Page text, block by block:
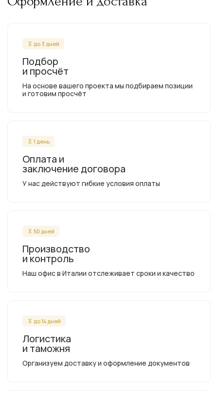
до 3 дней
Подбор
и просчёт
На основе вашего проекта мы подбираем позиции
и готовим просчёт
1 день
Оплата и
заключение договора
У нас действуют гибкие условия оплаты
50 дней
Производство
и контроль
Наш офис в Италии отслеживает сроки и качество
до 14 дней
Логистика
и таможня
Организуем доставку и оформление документов